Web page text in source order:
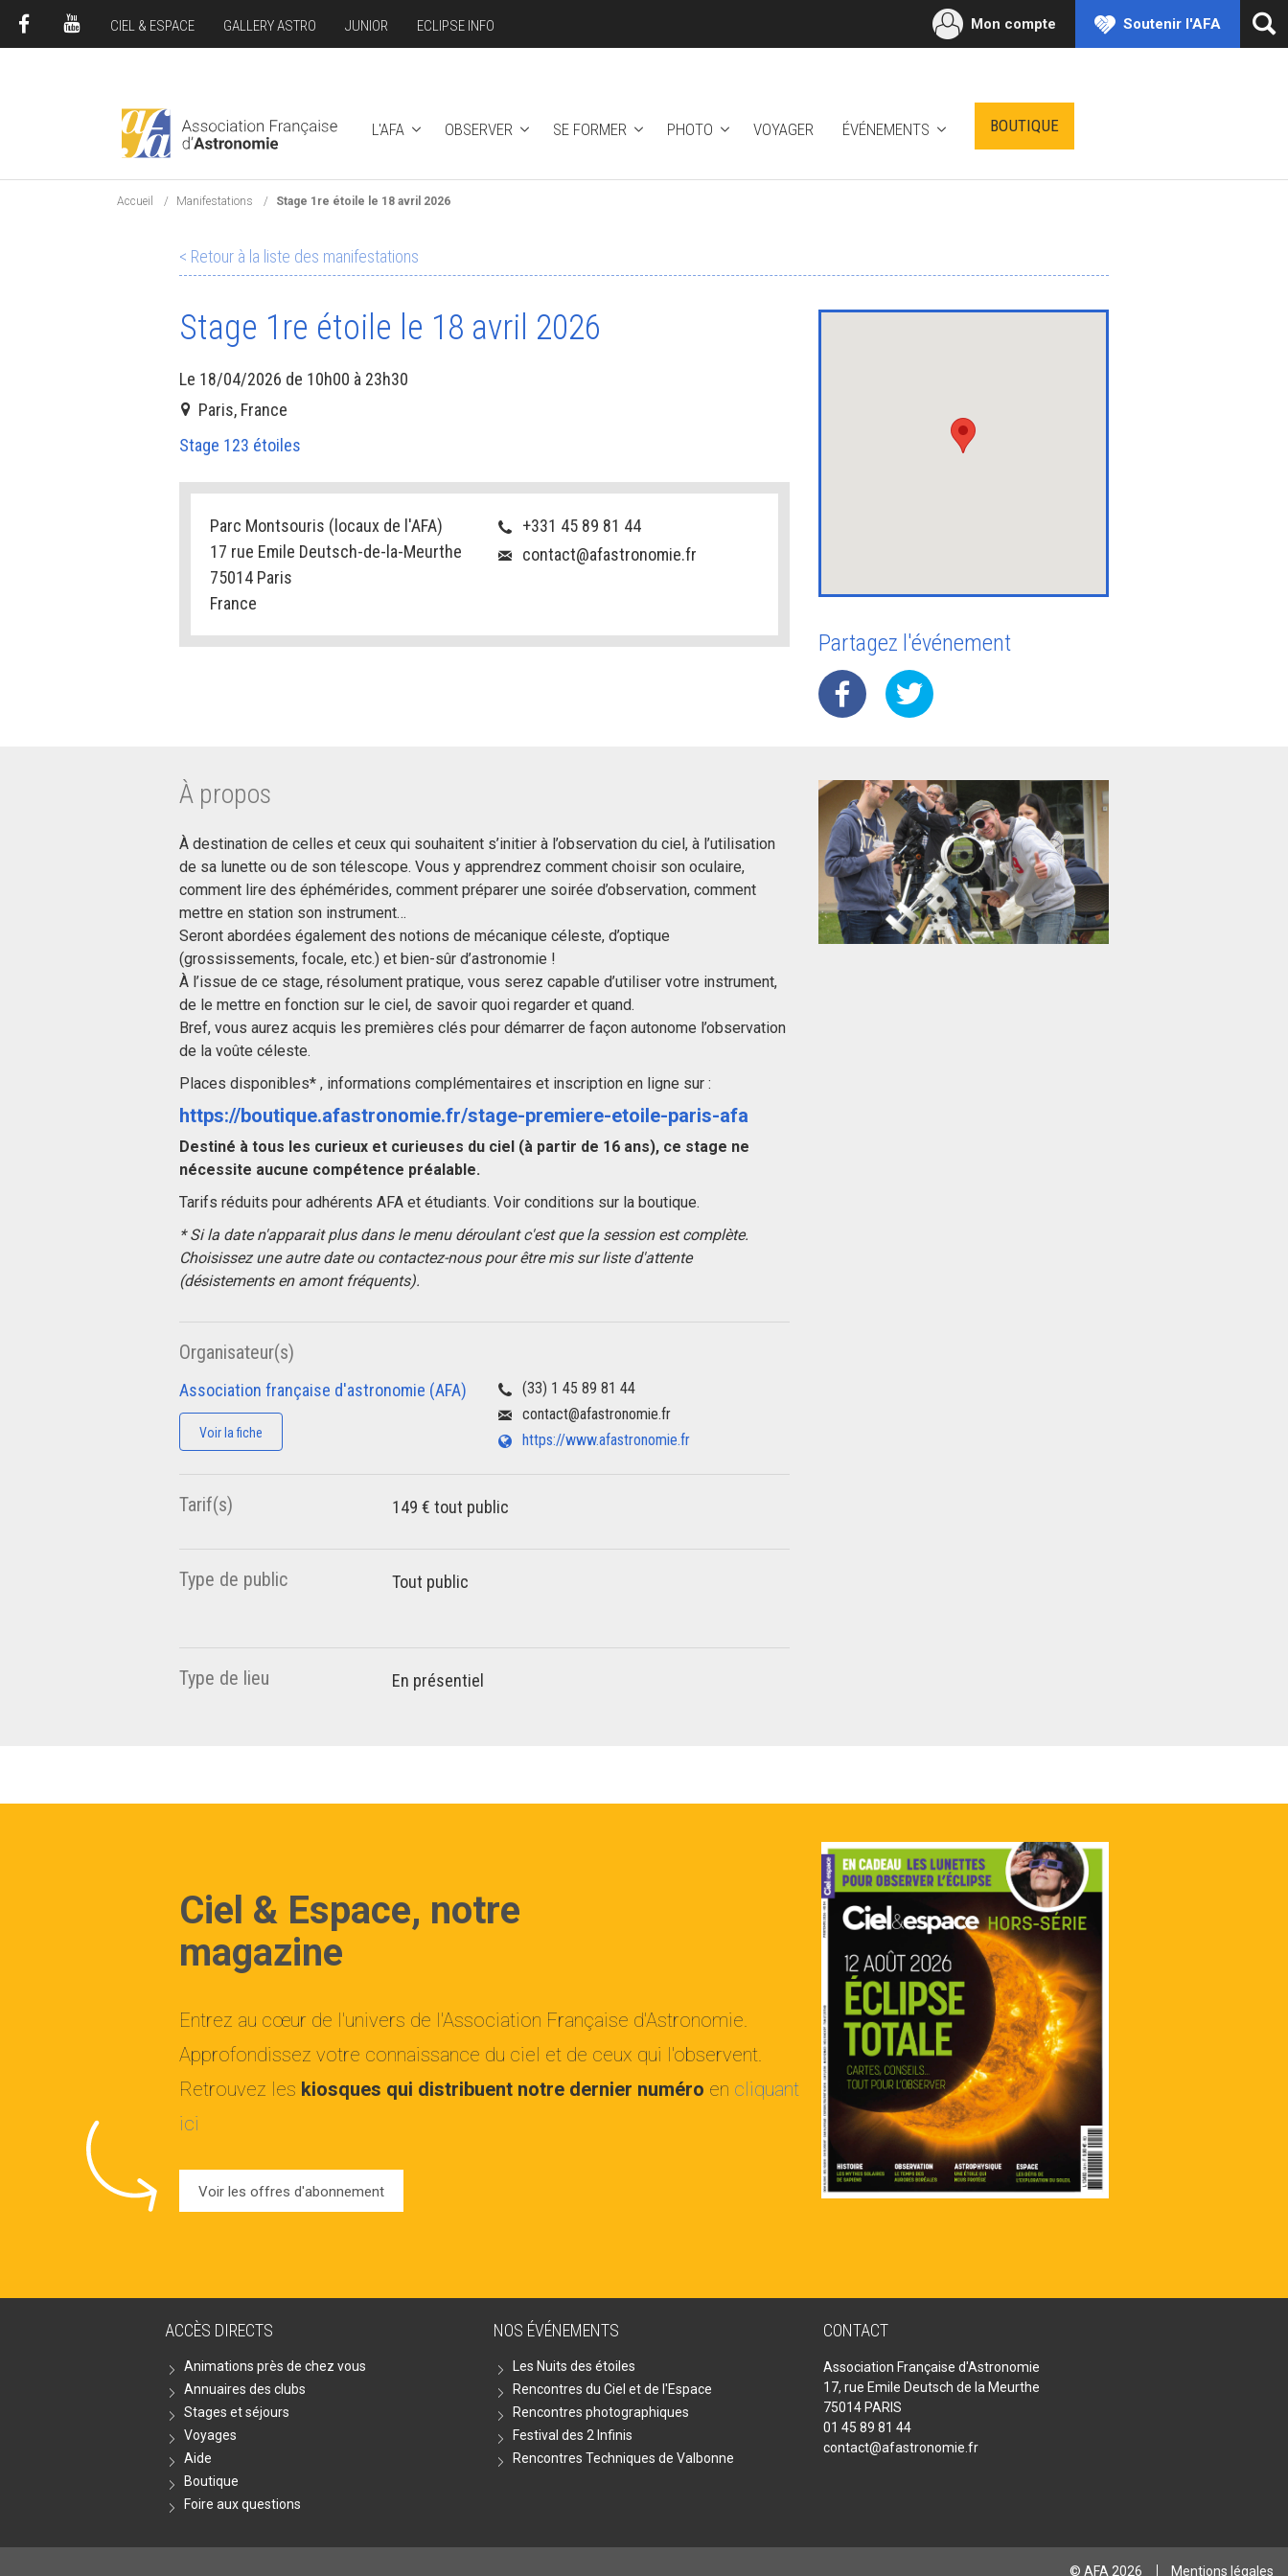
L'AFA OBSERVER SE FORMER PHOTO VOYAGER ÉVÉNEMENTS BOUTIQUE
CIEL & ESPACE GALLERY ASTRO JUNIOR ECLIPSE INFO Mon compte Soutenir l'AFA
Accueil Manifestations Stage 1re étoile le 18 avril 2026
< Retour à la liste des manifestations
Stage 1re étoile le 18 avril 2026
Le 18/04/2026 de 10h00 à 23h30
Paris, France
Stage 123 étoiles
Parc Montsouris (locaux de l'AFA)
17 rue Emile Deutsch-de-la-Meurthe
75014 Paris
France
+331 45 89 81 44
contact@afastronomie.fr
Partagez l'événement
À propos
À destination de celles et ceux qui souhaitent s’initier à l’observation du ciel, à l’utilisation
de sa lunette ou de son télescope. Vous y apprendrez comment choisir son oculaire,
comment lire des éphémérides, comment préparer une soirée d’observation, comment
mettre en station son instrument…
Seront abordées également des notions de mécanique céleste, d’optique
(grossissements, focale, etc.) et bien-sûr d’astronomie !
À l’issue de ce stage, résolument pratique, vous serez capable d’utiliser votre instrument,
de le mettre en fonction sur le ciel, de savoir quoi regarder et quand.
Bref, vous aurez acquis les premières clés pour démarrer de façon autonome l’observation
de la voûte céleste.
Places disponibles* , informations complémentaires et inscription en ligne sur :
https://boutique.afastronomie.fr/stage-premiere-etoile-paris-afa
Destiné à tous les curieux et curieuses du ciel (à partir de 16 ans), ce stage ne
nécessite aucune compétence préalable.
Tarifs réduits pour adhérents AFA et étudiants. Voir conditions sur la boutique.
* Si la date n'apparait plus dans le menu déroulant c'est que la session est complète.
Choisissez une autre date ou contactez-nous pour être mis sur liste d'attente
(désistements en amont fréquents).
Organisateur(s)
Association française d'astronomie (AFA)
Voir la fiche
(33) 1 45 89 81 44
contact@afastronomie.fr
https://www.afastronomie.fr
Tarif(s) 149 € tout public
Type de public Tout public
Type de lieu En présentiel
Ciel & Espace, notre
magazine
Entrez au cœur de l'univers de l'Association Française d'Astronomie.
Approfondissez votre connaissance du ciel et de ceux qui l'observent.
Retrouvez les kiosques qui distribuent notre dernier numéro en cliquant
ici
Voir les offres d'abonnement
ACCÈS DIRECTS
Animations près de chez vous
Annuaires des clubs
Stages et séjours
Voyages
Aide
Boutique
Foire aux questions
NOS ÉVÉNEMENTS
Les Nuits des étoiles
Rencontres du Ciel et de l'Espace
Rencontres photographiques
Festival des 2 Infinis
Rencontres Techniques de Valbonne
CONTACT
Association Française d'Astronomie
17, rue Emile Deutsch de la Meurthe
75014 PARIS
01 45 89 81 44
contact@afastronomie.fr
© AFA 2026 Mentions légales